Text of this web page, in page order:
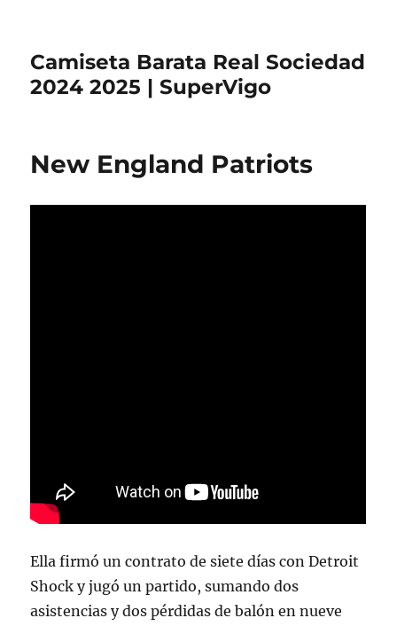
Camiseta Barata Real Sociedad
2024 2025 | SuperVigo
New England Patriots
Ella firmó un contrato de siete días con Detroit
Shock y jugó un partido, sumando dos
asistencias y dos pérdidas de balón en nueve